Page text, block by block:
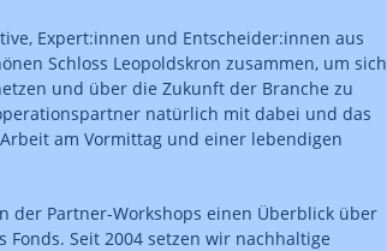
Expert:innen und Entscheider:innen aus
Schloss Leopoldskron zusammen, um sich
und über die Zukunft der Branche zu
natürlich mit dabei und das
am Vormittag und einer lebendigen
der Partner-Workshops einen Überblick über
Seit 2004 setzen wir nachhaltige